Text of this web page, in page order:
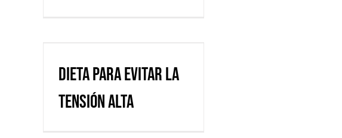
tensión alta
Dieta para evitar la
tensión alta